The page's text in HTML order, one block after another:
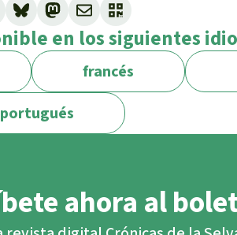
en los siguientes
francés
portugués
ahora al